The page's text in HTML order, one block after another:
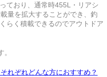
ており、通常時455L・リアシ
量を拡大することができ、釣
らく積載できるのでアウトドア
れぞれどんな方におすすめ？